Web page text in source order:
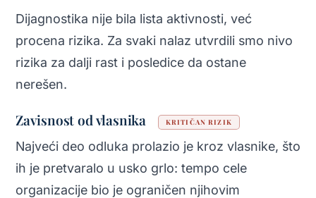
Dijagnostika nije bila lista aktivnosti, već
procena rizika. Za svaki nalaz utvrdili smo nivo
rizika za dalji rast i posledice da ostane
nerešen.
Zavisnost od vlasnika KRITIČAN RIZIK
Najveći deo odluka prolazio je kroz vlasnike, što
ih je pretvaralo u usko grlo: tempo cele
organizacije bio je ograničen njihovim